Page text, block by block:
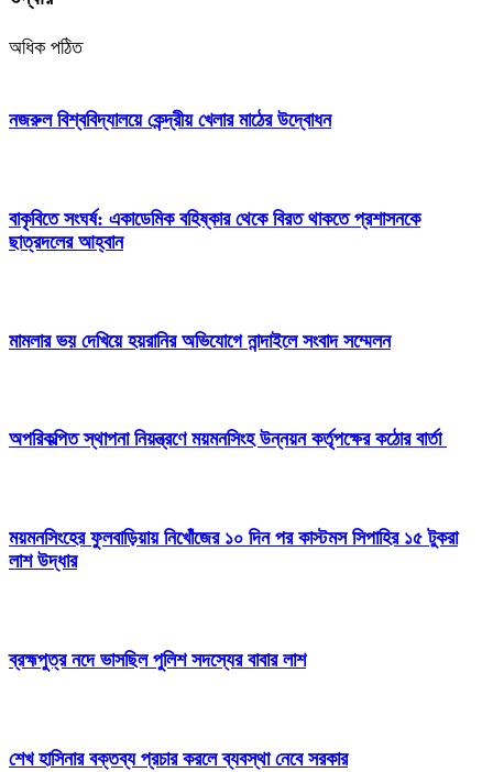
অধিক পঠিত
নজরুল বিশ্ববিদ্যালয়ে কেন্দ্রীয় খেলার মাঠের উদ্বোধন
বাকৃবিতে সংঘর্ষ: একাডেমিক বহিষ্কার থেকে বিরত থাকতে প্রশাসনকে
ছাত্রদলের আহ্বান
মামলার ভয় দেখিয়ে হয়রানির অভিযোগে নান্দাইলে সংবাদ সম্মেলন
অপরিকল্পিত স্থাপনা নিয়ন্ত্রণে ময়মনসিংহ উন্নয়ন কর্তৃপক্ষের কঠোর বার্তা
ময়মনসিংহের ফুলবাড়িয়ায় নিখোঁজের ১০ দিন পর কাস্টমস সিপাহির ১৫ টুকরা
লাশ উদ্ধার
ব্রহ্মপুত্র নদে ভাসছিল পুলিশ সদস্যের বাবার লাশ
শেখ হাসিনার বক্তব্য প্রচার করলে ব্যবস্থা নেবে সরকার